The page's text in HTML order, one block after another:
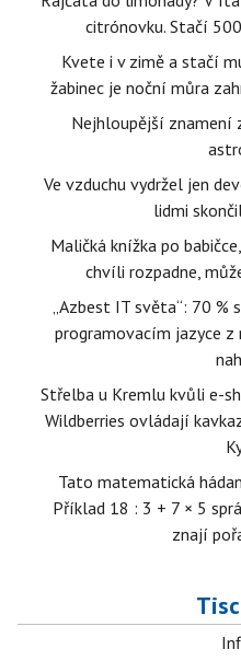
citrónovku. Stačí
Kvete i v zimě a stačí
žabinec je noční můra
Nejhloupější znamení
Ve vzduchu vydržel jen
lidmi
Maličká knížka po
chvíli rozpadne,
„Azbest IT světa“: 70 %
programovacím jazyce z
Střelba u Kremlu kvůli e-
Wildberries ovládají
Tato matematická
Příklad 18 : 3 + 7 × 5
znají